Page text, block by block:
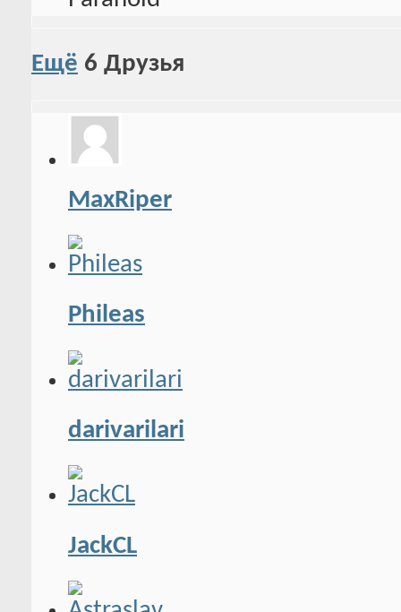
Ещё 6 Друзья
MaxRiper
Phileas
darivarilari
JackCL